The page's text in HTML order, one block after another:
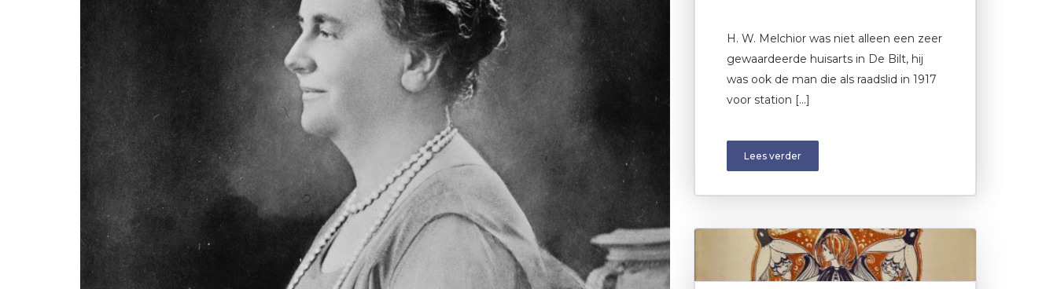
H. W. Melchior was niet alleen een zeer
gewaardeerde huisarts in De Bilt, hij
was ook de man die als raadslid in 1917
voor station […]
Lees verder